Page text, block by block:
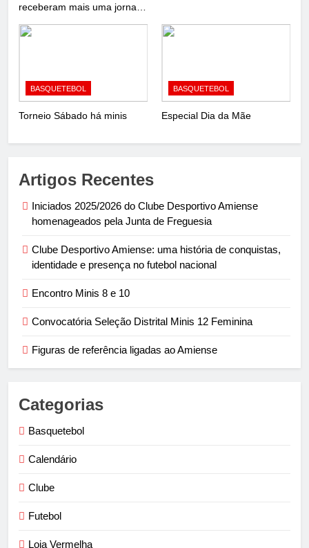
receberam mais uma jornada
𝐂𝐢𝐫𝐜𝐮𝐢𝐭𝐨 𝐓𝐢𝐜𝐡𝐚 𝐏𝐞𝐧𝐢𝐜𝐡𝐞𝐢𝐫𝐨 –
BASQUETEBOL
Torneio Sábado há minis
BASQUETEBOL
Especial Dia da Mãe
Artigos Recentes
Iniciados 2025/2026 do Clube Desportivo Amiense
homenageados pela Junta de Freguesia
Clube Desportivo Amiense: uma história de conquistas,
identidade e presença no futebol nacional
Encontro Minis 8 e 10
Convocatória Seleção Distrital Minis 12 Feminina
Figuras de referência ligadas ao Amiense
Categorias
Basquetebol
Calendário
Clube
Futebol
Loja Vermelha